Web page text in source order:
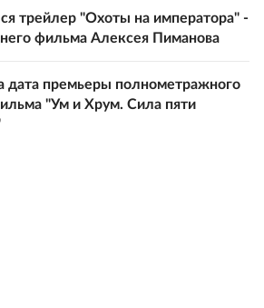
трейлер "Охоты на императора" -
фильма Алексея Пиманова
дата премьеры полнометражного
"Ум и Хрум. Сила пяти